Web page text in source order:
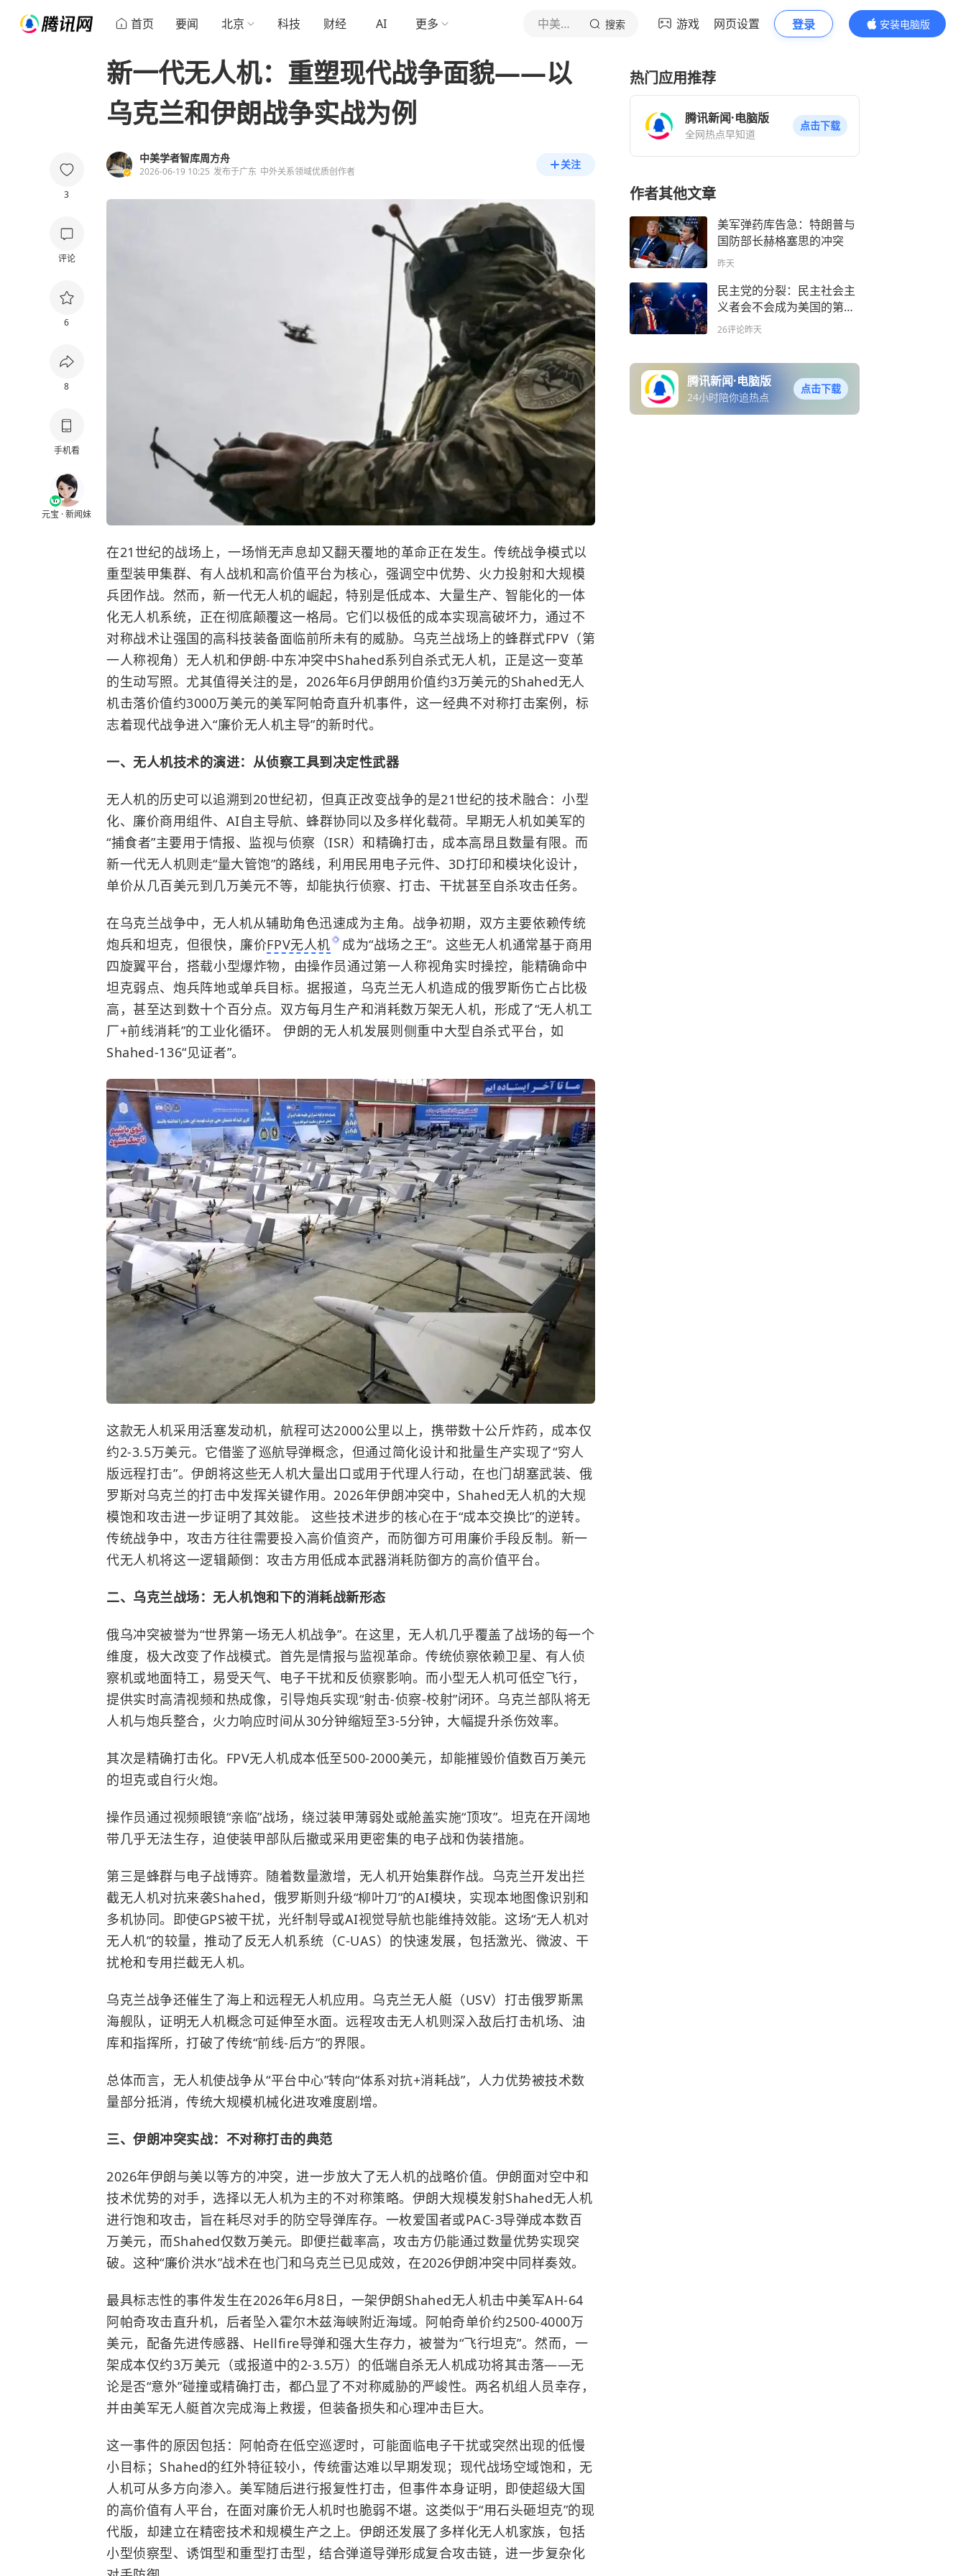
首页 要闻 北京 科技 财经 AI 更多 中美学者智库周方舟 搜索 游戏 网页设置 登录
安装电脑版
内容更精彩
3
评论
6
8
手机看
元宝 · 新闻妹
新一代无人机：重塑现代战争面貌——以
乌克兰和伊朗战争实战为例
中美学者智库周方舟
2026-06-19 10:25 发布于广东 中外关系领域优质创作者
关注
在21世纪的战场上，一场悄无声息却又翻天覆地的革命正在发生。传统战争模式以
重型装甲集群、有人战机和高价值平台为核心，强调空中优势、火力投射和大规模
兵团作战。然而，新一代无人机的崛起，特别是低成本、大量生产、智能化的一体
化无人机系统，正在彻底颠覆这一格局。它们以极低的成本实现高破坏力，通过不
对称战术让强国的高科技装备面临前所未有的威胁。乌克兰战场上的蜂群式FPV（第
一人称视角）无人机和伊朗-中东冲突中Shahed系列自杀式无人机，正是这一变革
的生动写照。尤其值得关注的是，2026年6月伊朗用价值约3万美元的Shahed无人
机击落价值约3000万美元的美军阿帕奇直升机事件，这一经典不对称打击案例，标
志着现代战争进入“廉价无人机主导”的新时代。
一、无人机技术的演进：从侦察工具到决定性武器
无人机的历史可以追溯到20世纪初，但真正改变战争的是21世纪的技术融合：小型
化、廉价商用组件、AI自主导航、蜂群协同以及多样化载荷。早期无人机如美军的
“捕食者”主要用于情报、监视与侦察（ISR）和精确打击，成本高昂且数量有限。而
新一代无人机则走“量大管饱”的路线，利用民用电子元件、 3D打印和模块化设计，
单价从几百美元到几万美元不等，却能执行侦察、打击、干扰甚至自杀攻击任务。
在乌克兰战争中，无人机从辅助角色迅速成为主角。 战争初期，双方主要依赖传统
炮兵和坦克，但很快，廉价FPV无人机
成为“战场之王”。这些无人机通常基于商用
四旋翼平台，搭载小型爆炸物，由操作员通过第一人称视角实时操控，能精确命中
坦克弱点、炮兵阵地或单兵目标。据报道，乌克兰无人机造成的俄罗斯伤亡占比极
高，甚至达到数十个百分点。双方每月生产和消耗数万架无人机，形成了“无人机工
厂+前线消耗”的工业化循环。 伊朗的无人机发展则侧重中大型自杀式平台，如
Shahed-136“见证者”。
这款无人机采用活塞发动机，航程可达2000公里以上，携带数十公斤炸药，成本仅
约2-3.5万美元。它借鉴了巡航导弹概念，但通过简化设计和批量生产实现了“穷人
版远程打击”。伊朗将这些无人机大量出口或用于代理人行动，在也门胡塞武装、俄
罗斯对乌克兰的打击中发挥关键作用。2026年伊朗冲突中，Shahed无人机的大规
模饱和攻击进一步证明了其效能。 这些技术进步的核心在于“成本交换比”的逆转。
传统战争中，攻击方往往需要投入高价值资产，而防御方可用廉价手段反制。新一
代无人机将这一逻辑颠倒：攻击方用低成本武器消耗防御方的高价值平台。
二、乌克兰战场：无人机饱和下的消耗战新形态
俄乌冲突被誉为“世界第一场无人机战争”。在这里，无人机几乎覆盖了战场的每一个
维度，极大改变了作战模式。首先是情报与监视革命。传统侦察依赖卫星、有人侦
察机或地面特工，易受天气、电子干扰和反侦察影响。而小型无人机可低空飞行，
提供实时高清视频和热成像，引导炮兵实现“射击-侦察-校射”闭环。乌克兰部队将无
人机与炮兵整合，火力响应时间从30分钟缩短至3-5分钟，大幅提升杀伤效率。
其次是精确打击化。FPV无人机成本低至500-2000美元，却能摧毁价值数百万美元
的坦克或自行火炮。
操作员通过视频眼镜“亲临”战场，绕过装甲薄弱处或舱盖实施“顶攻”。坦克在开阔地
带几乎无法生存，迫使装甲部队后撤或采用更密集的电子战和伪装措施。
第三是蜂群与电子战博弈。随着数量激增，无人机开始集群作战。乌克兰开发出拦
截无人机对抗来袭Shahed，俄罗斯则升级“柳叶刀”的AI模块，实现本地图像识别和
多机协同。即使GPS被干扰，光纤制导或AI视觉导航也能维持效能。这场“无人机对
无人机”的较量，推动了反无人机系统（C-UAS）的快速发展，包括激光、微波、干
扰枪和专用拦截无人机。
乌克兰战争还催生了海上和远程无人机应用。乌克兰无人艇（USV）打击俄罗斯黑
海舰队，证明无人机概念可延伸至水面。远程攻击无人机则深入敌后打击机场、油
库和指挥所，打破了传统“前线-后方”的界限。
总体而言，无人机使战争从“平台中心”转向“体系对抗+消耗战”，人力优势被技术数
量部分抵消，传统大规模机械化进攻难度剧增。
三、伊朗冲突实战：不对称打击的典范
2026年伊朗与美以等方的冲突，进一步放大了无人机的战略价值。伊朗面对空中和
技术优势的对手，选择以无人机为主的不对称策略。伊朗大规模发射Shahed无人机
进行饱和攻击，旨在耗尽对手的防空导弹库存。一枚爱国者或PAC-3导弹成本数百
万美元，而Shahed仅数万美元。即便拦截率高，攻击方仍能通过数量优势实现突
破。这种“廉价洪水”战术在也门和乌克兰已见成效，在2026伊朗冲突中同样奏效。
最具标志性的事件发生在2026年6月8日，一架伊朗Shahed无人机击中美军AH-64
阿帕奇攻击直升机，后者坠入霍尔木兹海峡附近海域。阿帕奇单价约2500-4000万
美元，配备先进传感器、Hellfire导弹和强大生存力，被誉为“飞行坦克”。然而，一
架成本仅约3万美元（或报道中的2-3.5万）的低端自杀无人机成功将其击落——无
论是否“意外”碰撞或精确打击，都凸显了不对称威胁的严峻性。两名机组人员幸存，
并由美军无人艇首次完成海上救援，但装备损失和心理冲击巨大。
这一事件的原因包括：阿帕奇在低空巡逻时，可能面临电子干扰或突然出现的低慢
小目标；Shahed的红外特征较小，传统雷达难以早期发现；现代战场空域饱和，无
人机可从多方向渗入。美军随后进行报复性打击，但事件本身证明，即使超级大国
的高价值有人平台，在面对廉价无人机时也脆弱不堪。这类似于“用石头砸坦克”的现
代版，却建立在精密技术和规模生产之上。伊朗还发展了多样化无人机家族，包括
小型侦察型、诱饵型和重型打击型，结合弹道导弹形成复合攻击链，进一步复杂化
热门应用推荐
腾讯新闻·电脑版
全网热点早知道
点击下载
作者其他文章
美军弹药库告急：特朗普与
国防部长赫格塞思的冲突
昨天
民主党的分裂：民主社会主
义者会不会成为美国的第三
政党
26评论昨天
腾讯新闻·电脑版
24小时陪你追热点
点击下载